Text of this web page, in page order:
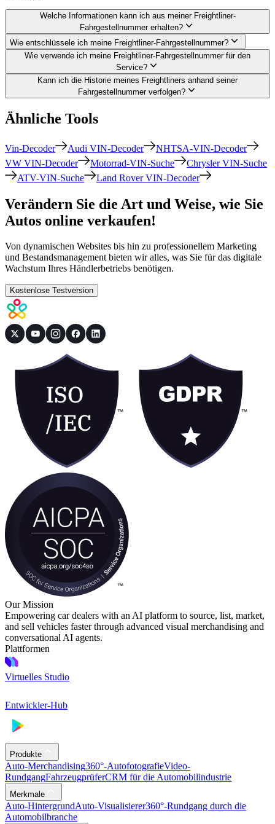
Welche Informationen kann ich aus meiner Freightliner-
Fahrgestellnummer erhalten?
Wie entschlüssele ich meine Freightliner-Fahrgestellnummer?
Wie verwende ich meine Freightliner-Fahrgestellnummer für den
Service?
Kann ich die Historie meines Freightliners anhand seiner
Fahrgestellnummer verfolgen?
Ähnliche Tools
Vin-Decoder Audi VIN-Decoder
NHTSA-VIN-Decoder
VW VIN-Decoder
Motorrad-VIN-Suche
Chrysler VIN-Suche
ATV-VIN-Suche
Land Rover VIN-Decoder
Verändern Sie die Art und Weise, wie Sie
Autos online verkaufen!
Von dynamischen Websites bis hin zu professionellem Marketing
und Bestandsmanagement bieten wir alles, was Sie für das digitale
Wachstum Ihres Händlerbetriebs benötigen.
Kostenlose Testversion
Our Mission
Empowering car dealers with an AI platform to source, list, market,
and sell vehicles faster through advanced visual merchandising and
conversational AI agents.
Plattformen
Virtuelles Studio
Entwickler-Hub
Produkte
Auto-Merchandising360°-AutofotografieVideo-
RundgangFahrzeugprüferCRM für die Automobilindustrie
Merkmale
Auto-HintergrundAuto-Visualisierer360°-Rundgang durch die
Automobilbranche